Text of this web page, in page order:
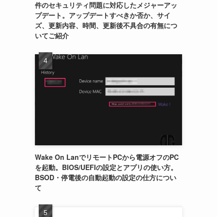
件のセキュリティ問題に対応したメジャーアッ
プデート。アップデートすべきか否か、サイ
ズ、更新内容、時間、更新後不具合の有無につ
いてご紹介
Wake On LanでリモートPCから電源オフのPC
を起動。BIOS/UEFIの設定とアプリの使い方。
BSOD・停電後の自動起動の設定の仕方につい
て